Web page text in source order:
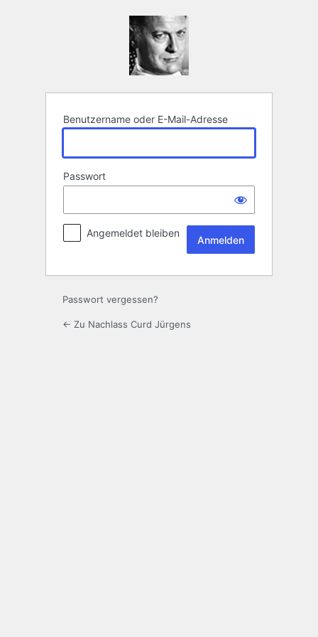
Benutzername oder E-Mail-Adresse
Passwort
Angemeldet bleiben
Passwort vergessen?
← Zu Nachlass Curd Jürgens